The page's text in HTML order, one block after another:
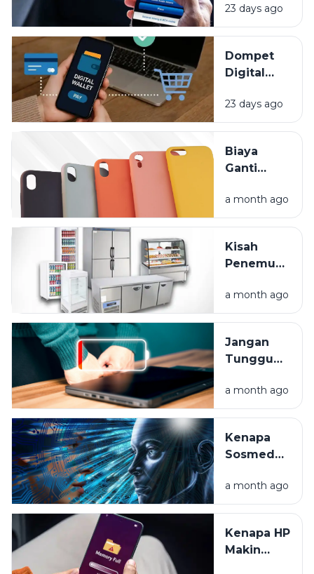
Dipantau
Uang, Apa Saja
23 days ago
Dompet
Digital
Hidup
Lebih
Tapi Kok
Saldo
Habis?
23 days ago
Biaya
Ganti
Mahal?
Lindungi
Anda
Sejak Hari
a month ago
Kisah
Penemuan
Dari Es
Balok
Frozen
Food
a month ago
Jangan
Tunggu
Ini Cara
Rawat
Laptop
Anda
a month ago
Kenapa
Sosmed
yang Kita
Mau? Intip
Algoritma
a month ago
Kenapa HP
Makin